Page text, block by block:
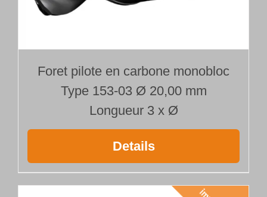
Foret pilote en carbone monobloc
Type 153-03 Ø 20,00 mm
Longueur 3 x Ø
Details